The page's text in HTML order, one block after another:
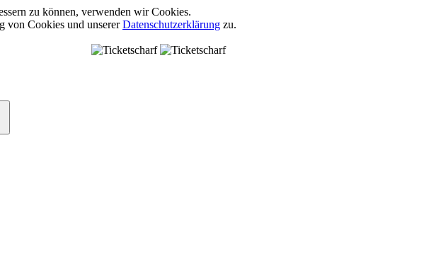
zu können, verwenden wir Cookies.
von Cookies und unsererDatenschutzerklärung zu.